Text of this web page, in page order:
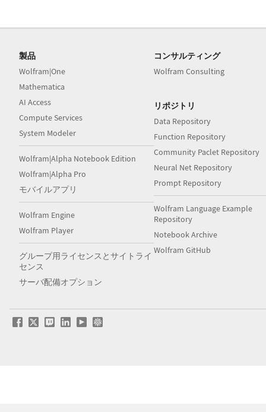
製品
Wolfram|One
Mathematica
AI Access
Compute Services
System Modeler
Wolfram|Alpha Notebook Edition
Wolfram|Alpha Pro
モバイルアプリ
Wolfram Engine
Wolfram Player
グループ用ライセンスとサイトライ
センス
サーバ配備オプション
コンサルティング
Wolfram Consulting
リポジトリ
Data Repository
Function Repository
Community Paclet Repository
Neural Net Repository
Prompt Repository
Wolfram Language Example
Repository
Notebook Archive
Wolfram GitHub